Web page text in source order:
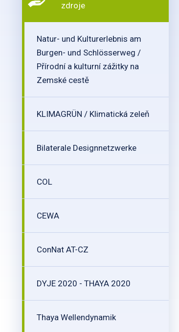
zdroje
Natur- und Kulturerlebnis am
Burgen- und Schlösserweg /
Přírodní a kulturní zážitky na
Zemské cestě
KLIMAGRÜN / Klimatická zeleň
Bilaterale Designnetzwerke
COL
CEWA
ConNat AT-CZ
DYJE 2020 - THAYA 2020
Thaya Wellendynamik